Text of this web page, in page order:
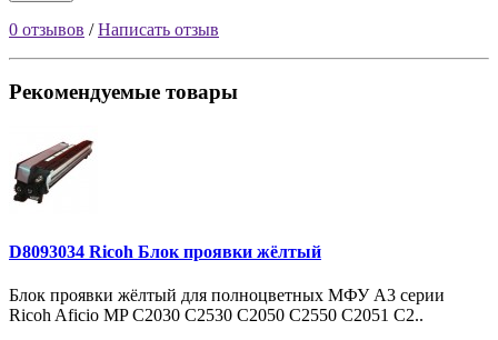
0 отзывов /Написать отзыв
Рекомендуемые товары
D8093034 Ricoh Блок проявки жёлтый
Блок проявки жёлтый для полноцветных МФУ A3 серии
Ricoh Aficio MP C2030 C2530 C2050 C2550 С2051 С2..